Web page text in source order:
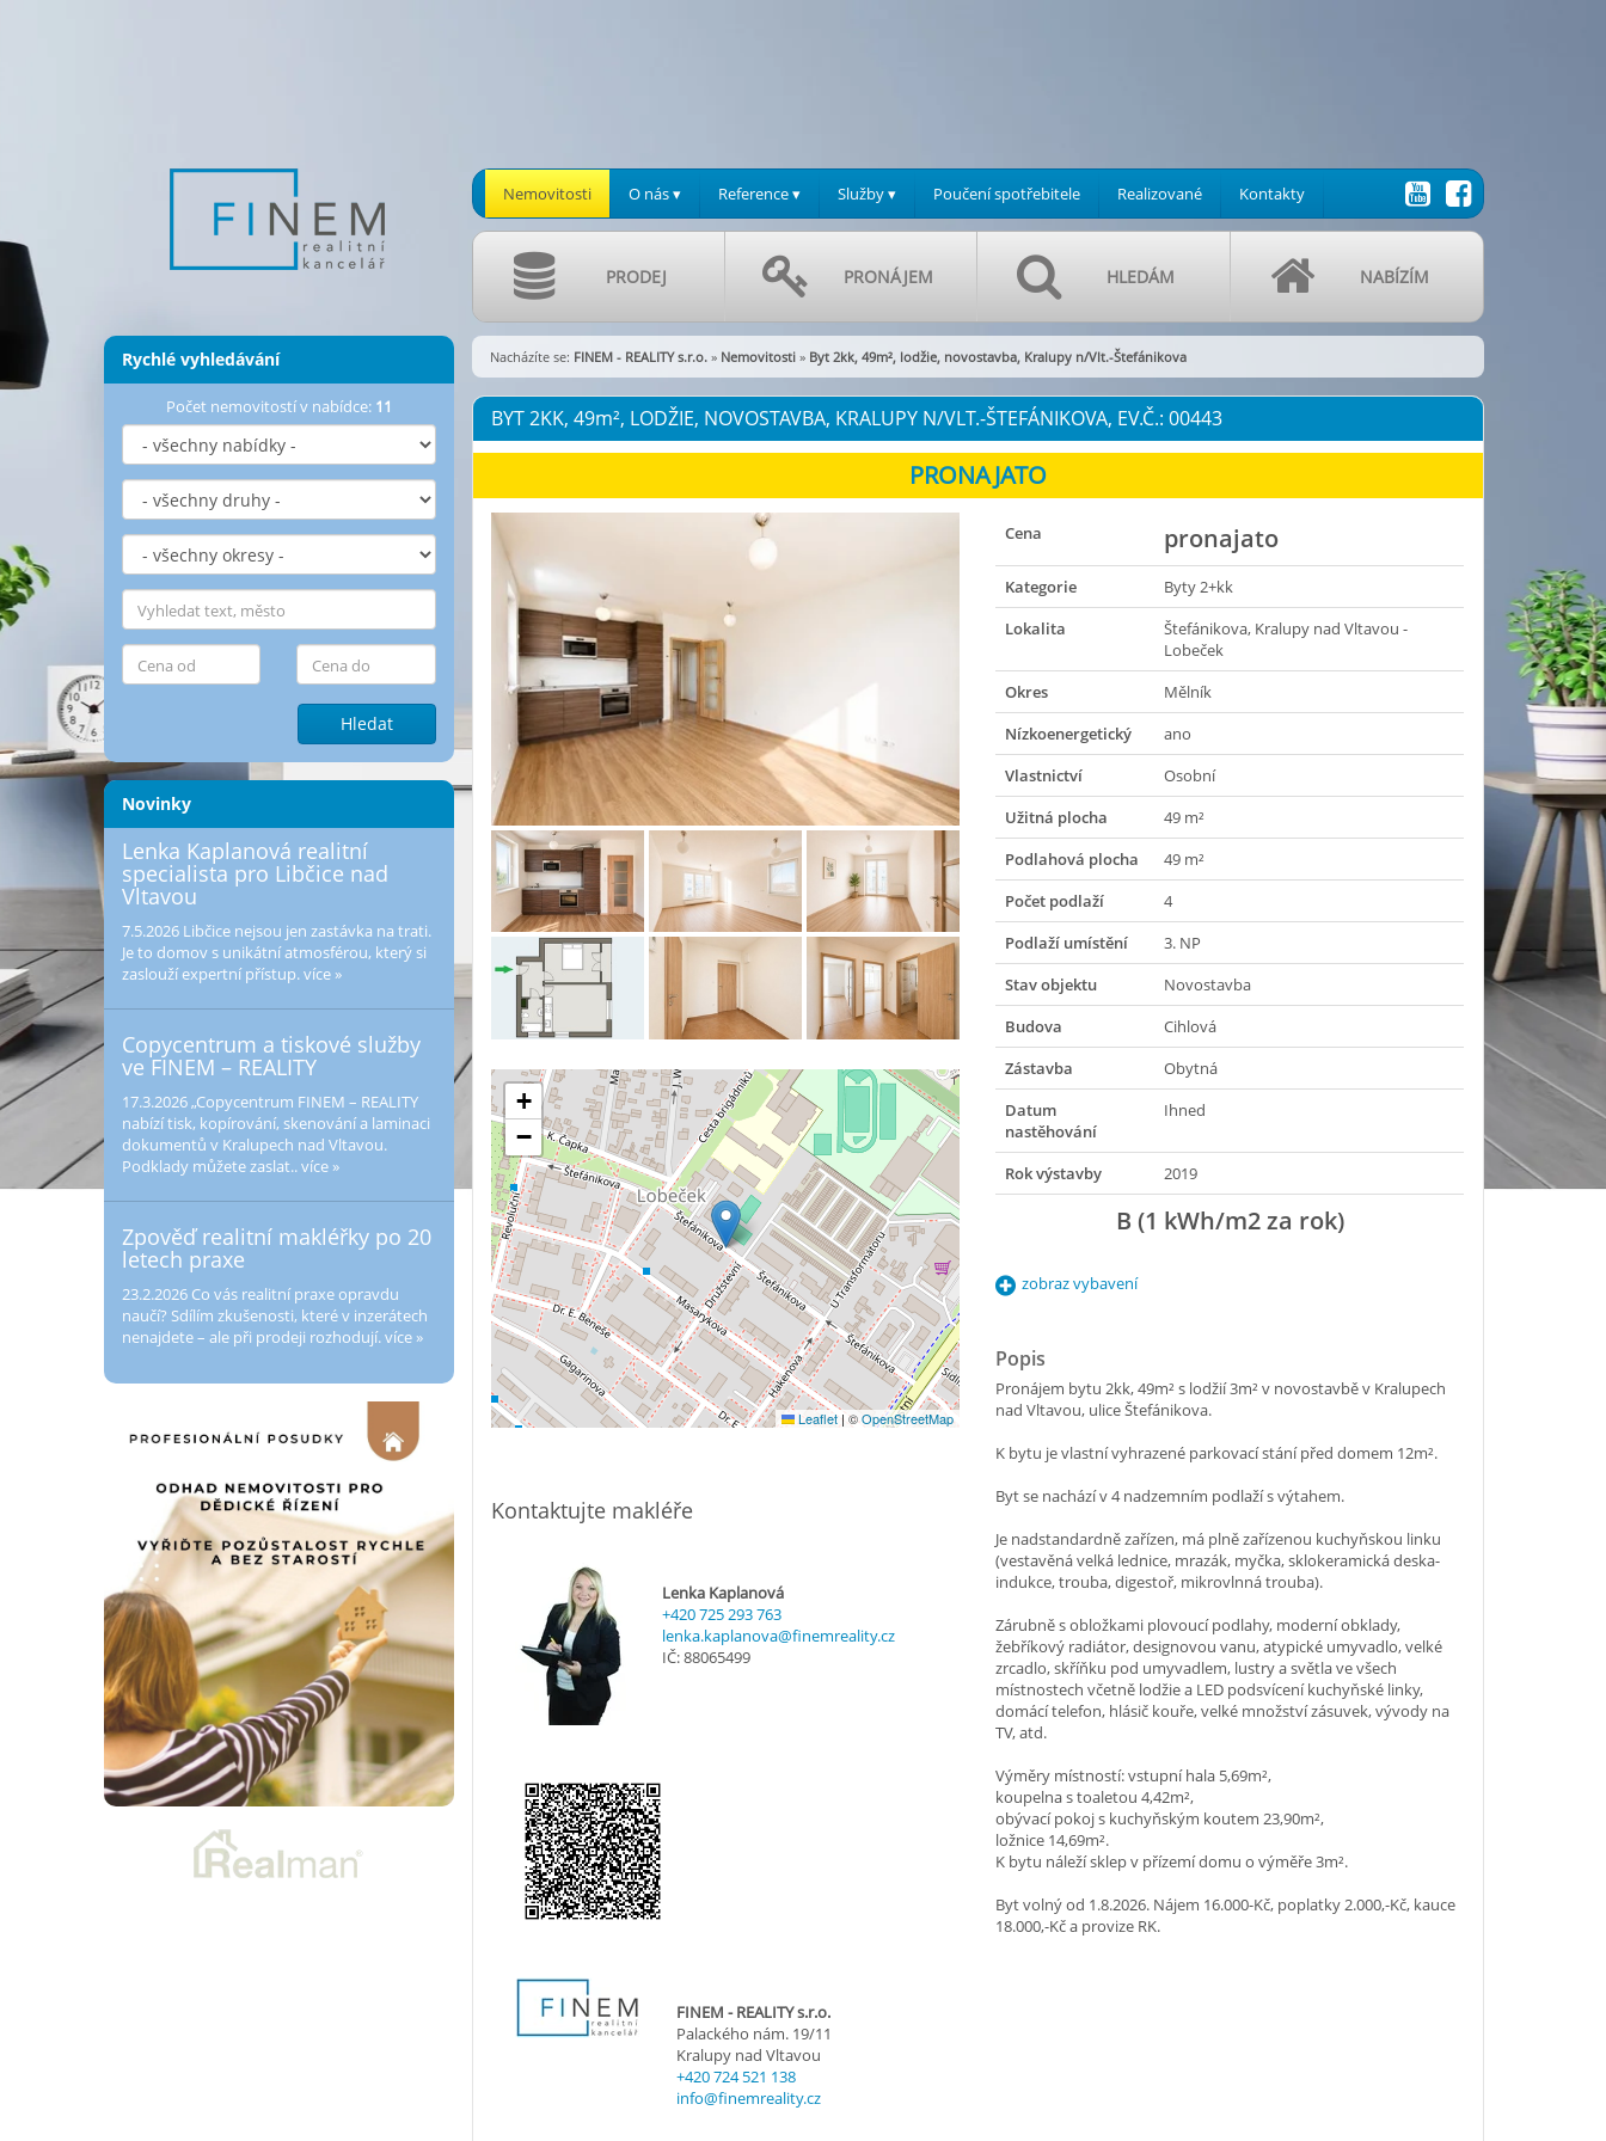
Nemovitosti O nás ▾ Reference ▾ Služby ▾ Poučení spotřebitele Realizované Kontakty
PRODEJ PRONÁJEM HLEDÁM NABÍZÍM
Rychlé vyhledávání
Počet nemovitostí v nabídce: 11
Hledat
Novinky
Lenka Kaplanová realitní
specialista pro Libčice nad
Vltavou
7.5.2026 Libčice nejsou jen zastávka na trati.
Je to domov s unikátní atmosférou, který si
zaslouží expertní přístup.více »
Copycentrum a tiskové služby
ve FINEM – REALITY
17.3.2026„Copycentrum FINEM – REALITY
nabízí tisk, kopírování, skenování a laminaci
dokumentů v Kralupech nad Vltavou.
Podklady můžete zaslat..více »
Zpověď realitní makléřky po 20
letech praxe
23.2.2026 Co vás realitní praxe opravdu
naučí? Sdílím zkušenosti, které v inzerátech
nenajdete – ale při prodeji rozhodují.více »
Nacházíte se: FINEM - REALITY s.r.o. » Nemovitosti » Byt 2kk, 49m², lodžie, novostavba, Kralupy n/Vlt.-Štefánikova
BYT 2KK, 49m², LODŽIE, NOVOSTAVBA, KRALUPY N/VLT.-ŠTEFÁNIKOVA, EV.Č.: 00443
+
−
Leaflet|©OpenStreetMap
Kontaktujte makléře
Lenka Kaplanová
+420 725 293 763
lenka.kaplanova@finemreality.cz
IČ: 88065499
FINEM - REALITY s.r.o.
Palackého nám. 19/11
Kralupy nad Vltavou
+420 724 521 138
info@finemreality.cz
Cena pronajato
Kategorie
Byty 2+kk
Lokalita
Štefánikova, Kralupy nad Vltavou -
Lobeček
Okres
Mělník
Nízkoenergetický
ano
Vlastnictví
Osobní
Užitná plocha
49 m²
Podlahová plocha
49 m²
Počet podlaží
4
Podlaží umístění
3. NP
Stav objektu
Novostavba
Budova
Cihlová
Zástavba
Obytná
Datum
nastěhování
Ihned
Rok výstavby 2019
B (1 kWh/m2 za rok)
zobraz vybavení
Popis
Pronájem bytu 2kk, 49m² s lodžií 3m² v novostavbě v Kralupech
nad Vltavou, ulice Štefánikova.
K bytu je vlastní vyhrazené parkovací stání před domem 12m².
Byt se nachází v 4 nadzemním podlaží s výtahem.
Je nadstandardně zařízen, má plně zařízenou kuchyňskou linku
(vestavěná velká lednice, mrazák, myčka, sklokeramická deska-
indukce, trouba, digestoř, mikrovlnná trouba).
Zárubně s obložkami plovoucí podlahy, moderní obklady,
žebříkový radiátor, designovou vanu, atypické umyvadlo, velké
zrcadlo, skříňku pod umyvadlem, lustry a světla ve všech
místnostech včetně lodžie a LED podsvícení kuchyňské linky,
domácí telefon, hlásič kouře, velké množství zásuvek, vývody na
TV, atd.
Výměry místností: vstupní hala 5,69m²,
koupelna s toaletou 4,42m²,
obývací pokoj s kuchyňským koutem 23,90m²,
ložnice 14,69m².
K bytu náleží sklep v přízemí domu o výměře 3m².
Byt volný od 1.8.2026. Nájem 16.000-Kč, poplatky 2.000,-Kč, kauce
18.000,-Kč a provize RK.